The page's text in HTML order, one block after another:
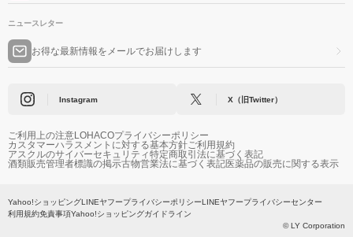
ニュースレター
お得な最新情報をメールでお届けします
Instagram X（旧Twitter）
ご利用上の注意LOHACOプライバシーポリシー
カスタマーハラスメントに対する基本方針ご利用規約
アスクルのサイバーセキュリティ特定商取引法に基づく表記
酒類販売管理者標識の掲示古物営業法に基づく表記医薬品の販売に関する表示
Yahoo!ショッピングLINEヤフープライバシーポリシーLINEヤフープライバシーセンター
利用規約免責事項Yahoo!ショッピングガイドライン
© LY Corporation